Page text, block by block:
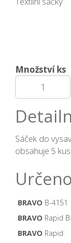
Množství ks
Sáček do
obsahuje 5
BRAVO B-4151
BRAVO Rapid
BRAVO Rapid